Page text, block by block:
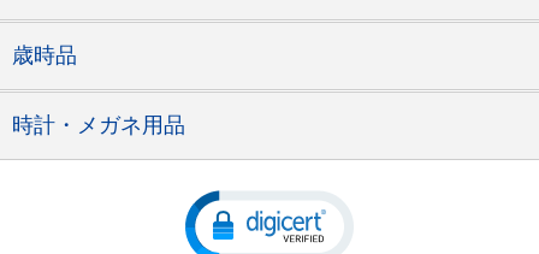
歳時品
時計・メガネ用品